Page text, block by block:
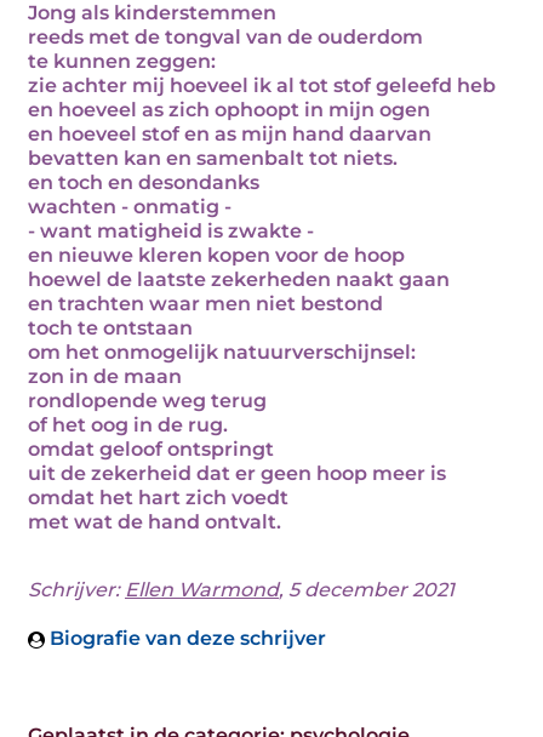
Jong als kinderstemmen
reeds met de tongval van de ouderdom
te kunnen zeggen:
zie achter mij hoeveel ik al tot stof geleefd heb
en hoeveel as zich ophoopt in mijn ogen
en hoeveel stof en as mijn hand daarvan
bevatten kan en samenbalt tot niets.
en toch en desondanks
wachten - onmatig -
- want matigheid is zwakte -
en nieuwe kleren kopen voor de hoop
hoewel de laatste zekerheden naakt gaan
en trachten waar men niet bestond
toch te ontstaan
om het onmogelijk natuurverschijnsel:
zon in de maan
rondlopende weg terug
of het oog in de rug.
omdat geloof ontspringt
uit de zekerheid dat er geen hoop meer is
omdat het hart zich voedt
met wat de hand ontvalt.
Schrijver: Ellen Warmond, 5 december 2021
Biografie van deze schrijver